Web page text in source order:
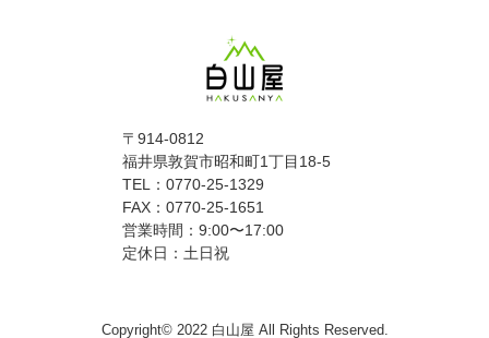
〒914-0812
福井県敦賀市昭和町1丁目18-5
TEL：0770-25-1329
FAX：0770-25-1651
営業時間：9:00〜17:00
定休日：土日祝
Copyright© 2022 白山屋 All Rights Reserved.